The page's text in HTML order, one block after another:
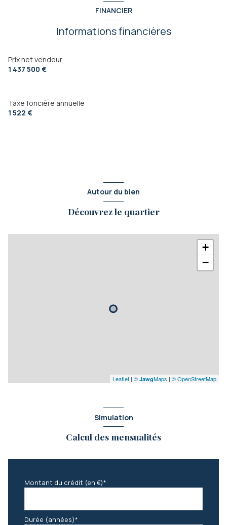
Chauffage individuel : convecteur (electrique)
1 garage(s)
vue mer et vignes
FINANCIER
Informations financières
Prix net vendeur
1 437 500 €
Taxe foncière annuelle
1 522 €
Autour du bien
Découvrez le quartier
+
−
Leaflet | © JawgMaps | © OpenStreetMap
Simulation
Calcul des mensualités
Montant du crédit (en €)*
Durée (années)*